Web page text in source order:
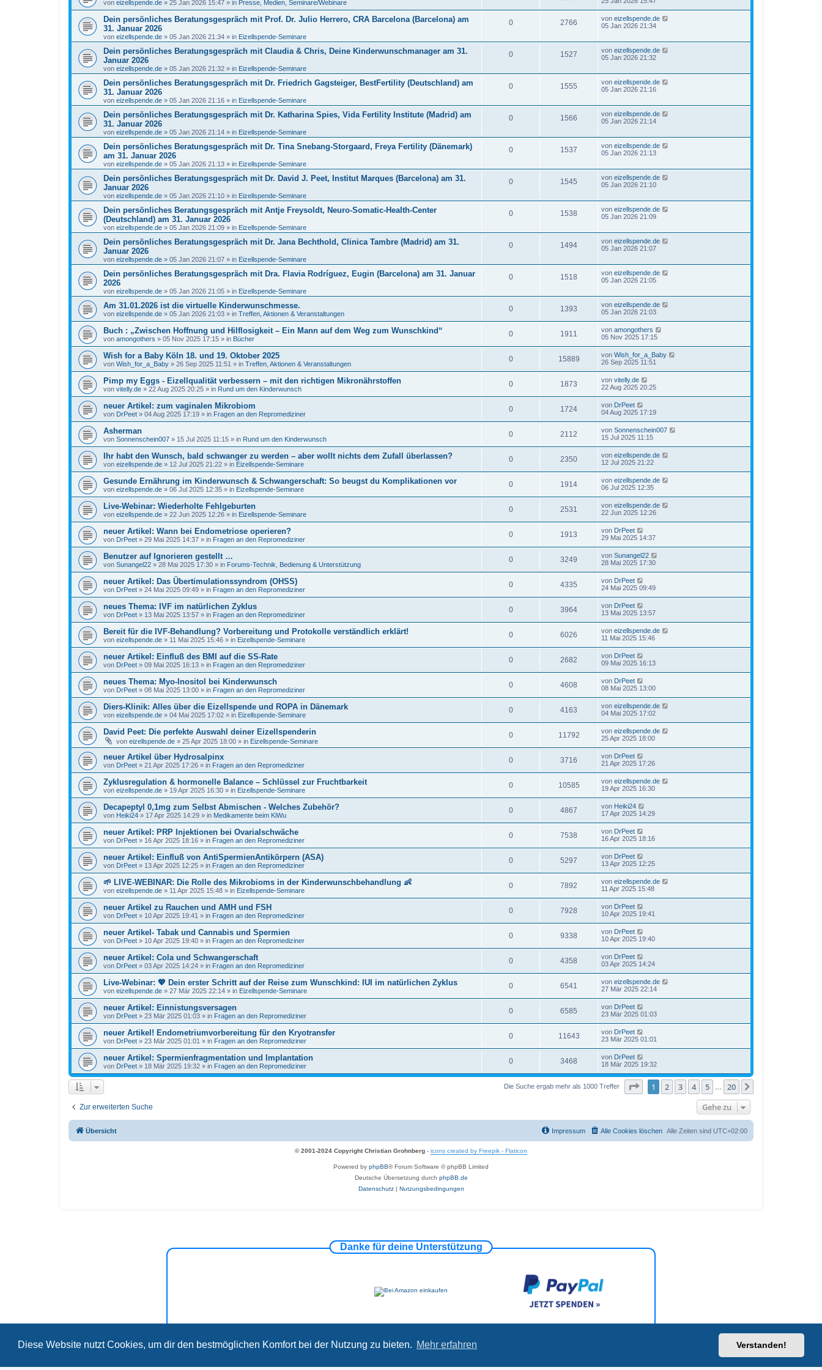
Diese Website nutzt Cookies, um dir den bestmöglichen Komfort bei der Nutzung zu bieten. Mehr erfahren Verstanden!
von eizellspende.de » 25 Jan 2026 15:47 » in Presse, Medien, Seminare/Webinare
Dein persönliches Beratungsgespräch mit Prof. Dr. Julio Herrero, CRA Barcelona (Barcelona) am
31. Januar 2026
von eizellspende.de » 05 Jan 2026 21:34 » in Eizellspende-Seminare
0 2766 von eizellspende.de
05 Jan 2026 21:34
Dein persönliches Beratungsgespräch mit Claudia & Chris, Deine Kinderwunschmanager am 31.
Januar 2026
von eizellspende.de » 05 Jan 2026 21:32 » in Eizellspende-Seminare
0 1527 von eizellspende.de
05 Jan 2026 21:32
Dein persönliches Beratungsgespräch mit Dr. Friedrich Gagsteiger, BestFertility (Deutschland) am
31. Januar 2026
von eizellspende.de » 05 Jan 2026 21:16 » in Eizellspende-Seminare
0 1555 von eizellspende.de
05 Jan 2026 21:16
Dein persönliches Beratungsgespräch mit Dr. Katharina Spies, Vida Fertility Institute (Madrid) am
31. Januar 2026
von eizellspende.de » 05 Jan 2026 21:14 » in Eizellspende-Seminare
0 1566 von eizellspende.de
05 Jan 2026 21:14
Dein persönliches Beratungsgespräch mit Dr. Tina Snebang-Storgaard, Freya Fertility (Dänemark)
am 31. Januar 2026
von eizellspende.de » 05 Jan 2026 21:13 » in Eizellspende-Seminare
0 1537 von eizellspende.de
05 Jan 2026 21:13
Dein persönliches Beratungsgespräch mit Dr. David J. Peet, Institut Marques (Barcelona) am 31.
Januar 2026
von eizellspende.de » 05 Jan 2026 21:10 » in Eizellspende-Seminare
0 1545 von eizellspende.de
05 Jan 2026 21:10
Dein persönliches Beratungsgespräch mit Antje Freysoldt, Neuro-Somatic-Health-Center
(Deutschland) am 31. Januar 2026
von eizellspende.de » 05 Jan 2026 21:09 » in Eizellspende-Seminare
0 1538 von eizellspende.de
05 Jan 2026 21:09
Dein persönliches Beratungsgespräch mit Dr. Jana Bechthold, Clinica Tambre (Madrid) am 31.
Januar 2026
von eizellspende.de » 05 Jan 2026 21:07 » in Eizellspende-Seminare
0 1494 von eizellspende.de
05 Jan 2026 21:07
Dein persönliches Beratungsgespräch mit Dra. Flavia Rodríguez, Eugin (Barcelona) am 31. Januar
2026
von eizellspende.de » 05 Jan 2026 21:05 » in Eizellspende-Seminare
0 1518 von eizellspende.de
05 Jan 2026 21:05
Am 31.01.2026 ist die virtuelle Kinderwunschmesse.
von eizellspende.de » 05 Jan 2026 21:03 » in Treffen, Aktionen & Veranstaltungen
0 1393 von eizellspende.de
05 Jan 2026 21:03
Buch : „Zwischen Hoffnung und Hilflosigkeit – Ein Mann auf dem Weg zum Wunschkind“
von amongothers » 05 Nov 2025 17:15 » in Bücher
0 1911 von amongothers
05 Nov 2025 17:15
Wish for a Baby Köln 18. und 19. Oktober 2025
von Wish_for_a_Baby » 26 Sep 2025 11:51 » in Treffen, Aktionen & Veranstaltungen
0 15889 von Wish_for_a_Baby
26 Sep 2025 11:51
Pimp my Eggs - Eizellqualität verbessern – mit den richtigen Mikronährstoffen
von vitelly.de » 22 Aug 2025 20:25 » in Rund um den Kinderwunsch
0 1873 von vitelly.de
22 Aug 2025 20:25
neuer Artikel: zum vaginalen Mikrobiom
von DrPeet » 04 Aug 2025 17:19 » in Fragen an den Repromediziner
0 1724 von DrPeet
04 Aug 2025 17:19
Asherman
von Sonnenschein007 » 15 Jul 2025 11:15 » in Rund um den Kinderwunsch
0 2112 von Sonnenschein007
15 Jul 2025 11:15
Ihr habt den Wunsch, bald schwanger zu werden – aber wollt nichts dem Zufall überlassen?
von eizellspende.de » 12 Jul 2025 21:22 » in Eizellspende-Seminare
0 2350 von eizellspende.de
12 Jul 2025 21:22
Gesunde Ernährung im Kinderwunsch & Schwangerschaft: So beugst du Komplikationen vor
von eizellspende.de » 06 Jul 2025 12:35 » in Eizellspende-Seminare
0 1914 von eizellspende.de
06 Jul 2025 12:35
Live-Webinar: Wiederholte Fehlgeburten
von eizellspende.de » 22 Jun 2025 12:26 » in Eizellspende-Seminare
0 2531 von eizellspende.de
22 Jun 2025 12:26
neuer Artikel: Wann bei Endometriose operieren?
von DrPeet » 29 Mai 2025 14:37 » in Fragen an den Repromediziner
0 1913 von DrPeet
29 Mai 2025 14:37
Benutzer auf Ignorieren gestellt …
von Sunangel22 » 28 Mai 2025 17:30 » in Forums-Technik, Bedienung & Unterstützung
0 3249 von Sunangel22
28 Mai 2025 17:30
neuer Artikel: Das Übertimulationssyndrom (OHSS)
von DrPeet » 24 Mai 2025 09:49 » in Fragen an den Repromediziner
0 4335 von DrPeet
24 Mai 2025 09:49
neues Thema: IVF im natürlichen Zyklus
von DrPeet » 13 Mai 2025 13:57 » in Fragen an den Repromediziner
0 3964 von DrPeet
13 Mai 2025 13:57
Bereit für die IVF-Behandlung? Vorbereitung und Protokolle verständlich erklärt!
von eizellspende.de » 11 Mai 2025 15:46 » in Eizellspende-Seminare
0 6026 von eizellspende.de
11 Mai 2025 15:46
neuer Artikel: Einfluß des BMI auf die SS-Rate
von DrPeet » 09 Mai 2025 16:13 » in Fragen an den Repromediziner
0 2682 von DrPeet
09 Mai 2025 16:13
neues Thema: Myo-Inositol bei Kinderwunsch
von DrPeet » 08 Mai 2025 13:00 » in Fragen an den Repromediziner
0 4608 von DrPeet
08 Mai 2025 13:00
Diers-Klinik: Alles über die Eizellspende und ROPA in Dänemark
von eizellspende.de » 04 Mai 2025 17:02 » in Eizellspende-Seminare
0 4163 von eizellspende.de
04 Mai 2025 17:02
David Peet: Die perfekte Auswahl deiner Eizellspenderin
von eizellspende.de » 25 Apr 2025 18:00 » in Eizellspende-Seminare
0 11792 von eizellspende.de
25 Apr 2025 18:00
neuer Artikel über Hydrosalpinx
von DrPeet » 21 Apr 2025 17:26 » in Fragen an den Repromediziner
0 3716 von DrPeet
21 Apr 2025 17:26
Zyklusregulation & hormonelle Balance – Schlüssel zur Fruchtbarkeit
von eizellspende.de » 19 Apr 2025 16:30 » in Eizellspende-Seminare
0 10585 von eizellspende.de
19 Apr 2025 16:30
Decapeptyl 0,1mg zum Selbst Abmischen - Welches Zubehör?
von Heiki24 » 17 Apr 2025 14:29 » in Medikamente beim KiWu
0 4867 von Heiki24
17 Apr 2025 14:29
neuer Artikel: PRP Injektionen bei Ovarialschwäche
von DrPeet » 16 Apr 2025 18:16 » in Fragen an den Repromediziner
0 7538 von DrPeet
16 Apr 2025 18:16
neuer Artikel: Einfluß von AntiSpermienAntikörpern (ASA)
von DrPeet » 13 Apr 2025 12:25 » in Fragen an den Repromediziner
0 5297 von DrPeet
13 Apr 2025 12:25
🌱 LIVE-WEBINAR: Die Rolle des Mikrobioms in der Kinderwunschbehandlung 👶
von eizellspende.de » 11 Apr 2025 15:48 » in Eizellspende-Seminare
0 7892 von eizellspende.de
11 Apr 2025 15:48
neuer Artikel zu Rauchen und AMH und FSH
von DrPeet » 10 Apr 2025 19:41 » in Fragen an den Repromediziner
0 7928 von DrPeet
10 Apr 2025 19:41
neuer Artikel- Tabak und Cannabis und Spermien
von DrPeet » 10 Apr 2025 19:40 » in Fragen an den Repromediziner
0 9338 von DrPeet
10 Apr 2025 19:40
neuer Artikel: Cola und Schwangerschaft
von DrPeet » 03 Apr 2025 14:24 » in Fragen an den Repromediziner
0 4358 von DrPeet
03 Apr 2025 14:24
Live-Webinar: 💖 Dein erster Schritt auf der Reise zum Wunschkind: IUI im natürlichen Zyklus
von eizellspende.de » 27 Mär 2025 22:14 » in Eizellspende-Seminare
0 6541 von eizellspende.de
27 Mär 2025 22:14
neuer Artikel: Einnistungsversagen
von DrPeet » 23 Mär 2025 01:03 » in Fragen an den Repromediziner
0 6585 von DrPeet
23 Mär 2025 01:03
neuer Artikel! Endometriumvorbereitung für den Kryotransfer
von DrPeet » 23 Mär 2025 01:01 » in Fragen an den Repromediziner
0 11643 von DrPeet
23 Mär 2025 01:01
neuer Artikel: Spermienfragmentation und Implantation
von DrPeet » 18 Mär 2025 19:32 » in Fragen an den Repromediziner
0 3468 von DrPeet
18 Mär 2025 19:32
Die Suche ergab mehr als 1000 Treffer Seite von20
1 2 3 4 5 20
Zur erweiterten Suche Gehe zu
Übersicht Alle Zeiten sind UTC+02:00
Alle Cookies löschen
Impressum
© 2001-2024 Copyright Christian Grohnberg - icons created by Freepik - Flaticon
Powered by phpBB® Forum Software © phpBB Limited
Deutsche Übersetzung durch phpBB.de
Datenschutz| Nutzungsbedingungen
Danke für deine Unterstützung